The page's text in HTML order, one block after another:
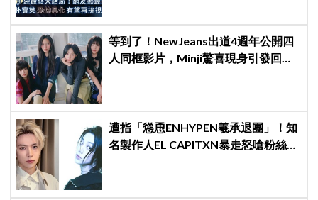
等到了！NewJeans出道4週年公開四
人同框影片，Minji驚喜現身引發回歸
遭指「慫恿ENHYPEN羲承退團」！知
名製作人EL CAPITXN暴走怒嗆粉絲